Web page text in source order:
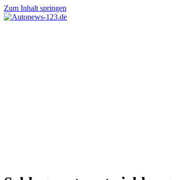
Zum Inhalt springen